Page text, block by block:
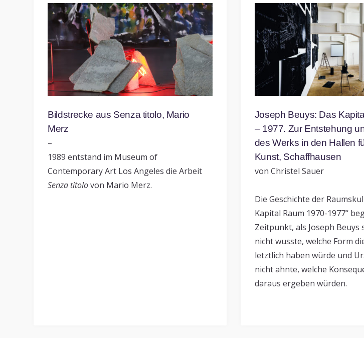
Bildstrecke aus Senza titolo, Mario
Merz
–
1989 entstand im Museum of
Contemporary Art Los Angeles die Arbeit
Senza titolovon Mario Merz.
Joseph Beuys: Das
– 1977. Zur Entstehung
des Werks in den Hallen
Kunst, Schaffhausen
von Christel Sauer
Die Geschichte der
Kapital Raum 1970-1977“
Zeitpunkt, als Joseph Beuys
nicht wusste, welche Form
letztlich haben würde und
nicht ahnte, welche
daraus ergeben würden.